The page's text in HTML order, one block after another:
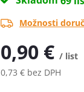
Možnosti
0,90 € / list
0,73 € bez DPH